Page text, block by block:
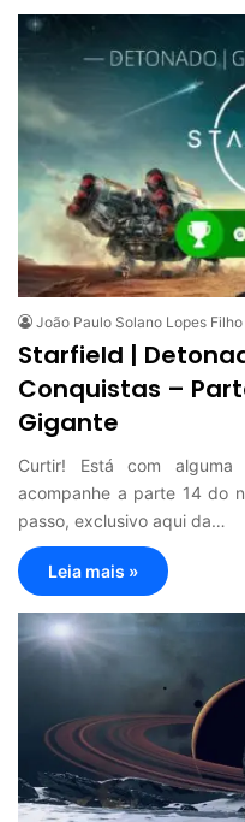
João Paulo Solano Lopes Filho
Starfield |
Conquistas –
Gigante
Curtir! Está com alguma
acompanhe a parte 14 do
passo, exclusivo aqui da…
Leia mais »